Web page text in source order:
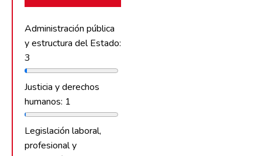
Administración pública
y estructura del Estado:
3
Justicia y derechos
humanos: 1
Legislación laboral,
profesional y